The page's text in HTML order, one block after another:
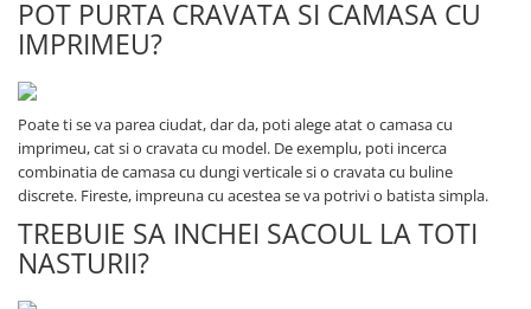
POT PURTA CRAVATA SI CAMASA CU
IMPRIMEU?
Poate ti se va parea ciudat, dar da, poti alege atat o camasa cu
imprimeu, cat si o cravata cu model. De exemplu, poti incerca
combinatia de camasa cu dungi verticale si o cravata cu buline
discrete. Fireste, impreuna cu acestea se va potrivi o batista simpla.
TREBUIE SA INCHEI SACOUL LA TOTI
NASTURII?